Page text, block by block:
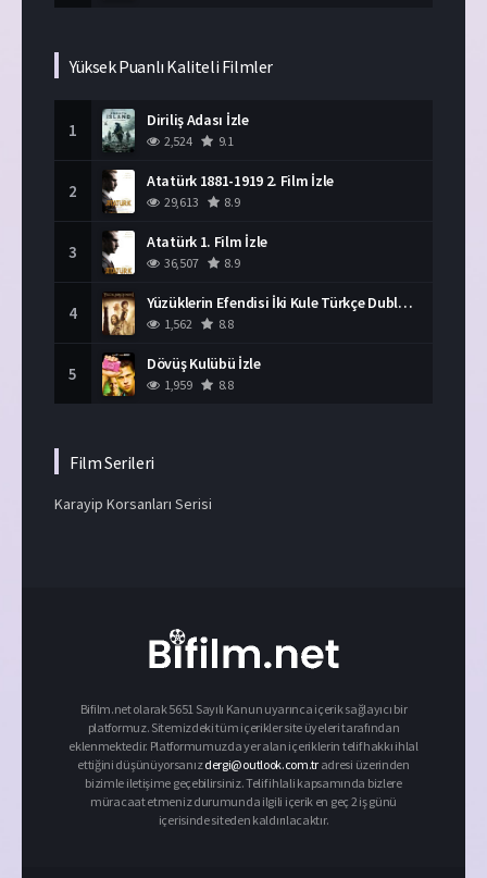
Yüksek Puanlı Kaliteli Filmler
1 Diriliş Adası İzle
2,524 9.1
2 Atatürk 1881-1919 2. Film İzle
29,613 8.9
3 Atatürk 1. Film İzle
36,507 8.9
4 Yüzüklerin Efendisi İki Kule Türkçe Dublaj İzle
1,562 8.8
5 Dövüş Kulübü İzle
1,959 8.8
Film Serileri
Karayip Korsanları Serisi
Bifilm.net olarak 5651 Sayılı Kanun uyarınca içerik sağlayıcı bir
platformuz. Sitemizdeki tüm içerikler site üyeleri tarafından
eklenmektedir. Platformumuzda yer alan içeriklerin telif hakkı ihlal
ettiğini düşünüyorsanızdergi@outlook.com.tr adresi üzerinden
bizimle iletişime geçebilirsiniz. Telif ihlali kapsamında bizlere
müracaat etmeniz durumunda ilgili içerik en geç 2 iş günü
içerisinde siteden kaldırılacaktır.